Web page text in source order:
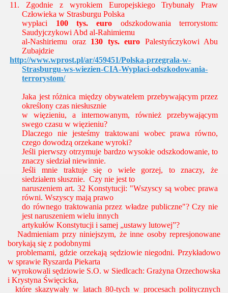
11.
Zgodnie z wyrokiem Europejskiego Trybunały Praw
Człowieka w Strasburgu Polska
wypłaci 100 tys. euro odszkodowania terrorystom:
Saudyjczykowi Abd al-Rahimiemu
al-Nashiriemu oraz 130 tys. euro Palestyńczykowi Abu
Zubajdzie
http://www.wprost.pl/ar/459451/Polska-przegrala-w-
Strasburgu-ws-wiezien-CIA-Wyplaci-odszkodowania-
terrorystom/
Jaka jest różnica między obywatelem przebywającym przez
określony czas niesłusznie
w więzieniu, a internowanym, również przebywającym
swego czasu w więzieniu?
Dlaczego nie jesteśmy traktowani wobec prawa równo,
czego dowodzą orzekane wyroki?
Jeśli pierwszy otrzymuje bardzo wysokie odszkodowanie, to
znaczy siedział niewinnie.
Jeśli mnie traktuje się o wiele gorzej, to znaczy, że
siedziałem słusznie. Czy nie jest to
naruszeniem art. 32 Konstytucji: "Wszyscy są wobec prawa
równi. Wszyscy mają prawo
do równego traktowania przez władze publiczne"? Czy nie
jest naruszeniem wielu innych
artykułów Konstytucji i samej „ustawy lutowej”?
Nadmieniam przy niniejszym, że inne osoby represjonowane
borykają się z podobnymi
problemami, gdzie orzekają sędziowie niegodni. Przykładowo
w sprawie Ryszarda Piekarta
wyrokowali sędziowie S.O. w Siedlcach: Grażyna Orzechowska
i Krystyna Święcicka,
które skazywały w latach 80-tych w procesach politycznych